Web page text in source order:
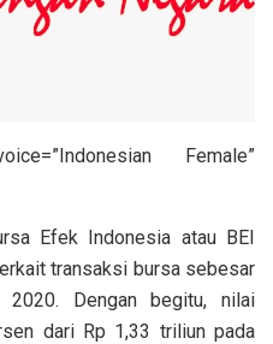
Female”
Efek Indonesia atau BEI
transaksi bursa sebesar
Dengan begitu, nilai
dari Rp 1,33 triliun pada